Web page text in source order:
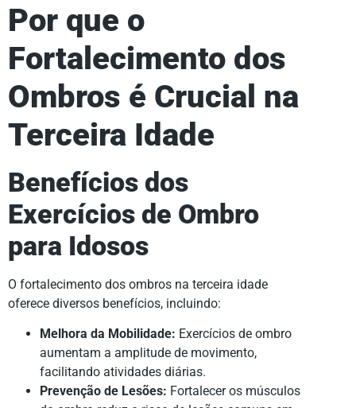
Por que o
Fortalecimento dos
Ombros é Crucial na
Terceira Idade
Benefícios dos
Exercícios de Ombro
para Idosos
O fortalecimento dos ombros na terceira idade
oferece diversos benefícios, incluindo:
Melhora da Mobilidade: Exercícios de ombro
aumentam a amplitude de movimento,
facilitando atividades diárias.
Prevenção de Lesões: Fortalecer os músculos